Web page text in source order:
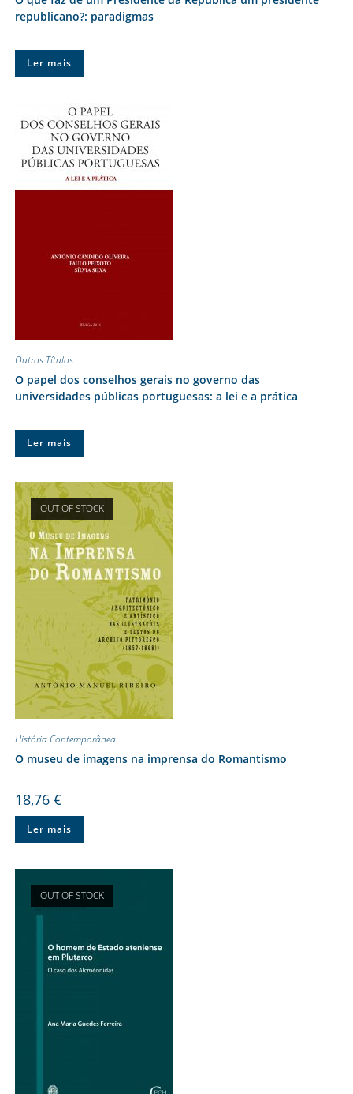
republicano?: paradigmas
Ler mais
Outros Títulos
O papel dos conselhos gerais no governo das
universidades públicas portuguesas: a lei e a prática
Ler mais
OUT OF STOCK
História Contemporânea
O museu de imagens na imprensa do Romantismo
18,76 €
Ler mais
OUT OF STOCK